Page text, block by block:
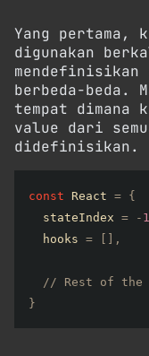
Yang
digunakan
berbeda-beda.
tempat dimana
value dari
didefinisikan.
const React = {
  stateIndex
= - 1
  hooks
= ,
// Rest of the
}